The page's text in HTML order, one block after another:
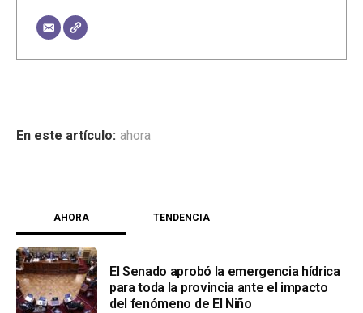
ahora
AHORA TENDENCIA
El Senado aprobó la emergencia hídrica
para toda la provincia ante el impacto
del fenómeno de El Niño